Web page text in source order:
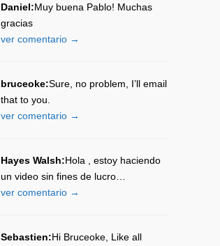
Daniel:Muy buena Pablo! Muchas
gracias
ver comentario →
bruceoke:Sure, no problem, I’ll email
that to you.
ver comentario →
Hayes Walsh:Hola , estoy haciendo
un video sin fines de lucro…
ver comentario →
Sebastien:Hi Bruceoke, Like all